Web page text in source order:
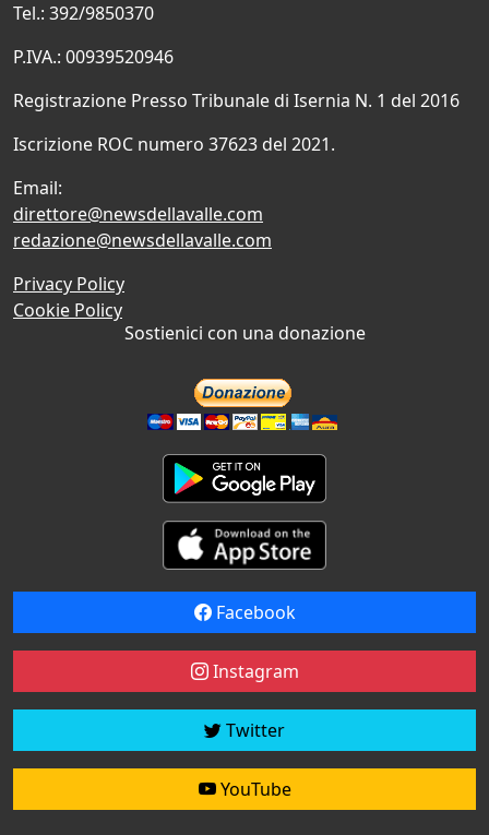
Tel.: 392/9850370
P.IVA.: 00939520946
Registrazione Presso Tribunale di Isernia N. 1 del 2016
Iscrizione ROC numero 37623 del 2021.
Email:
direttore@newsdellavalle.com
redazione@newsdellavalle.com
Privacy Policy
Cookie Policy
Sostienici con una donazione
Facebook
Instagram
Twitter
YouTube